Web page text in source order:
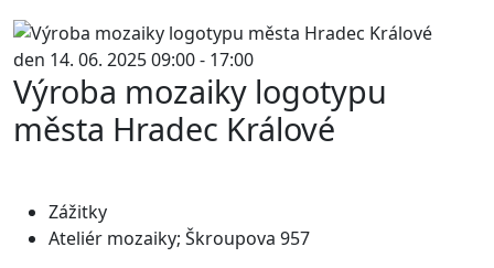
den 14. 06. 2025 09:00 - 17:00
Výroba mozaiky logotypu
města Hradec Králové
Zážitky
Ateliér mozaiky; Škroupova 957